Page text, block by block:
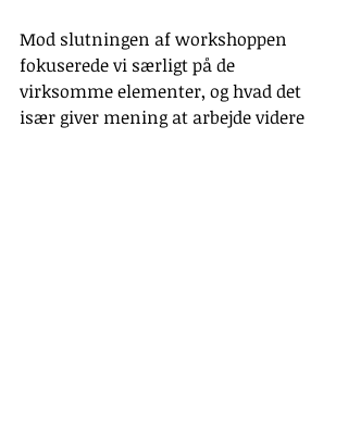
Mod slutningen af workshoppen
fokuserede vi særligt på de
virksomme elementer, og hvad det
især giver mening at arbejde videre